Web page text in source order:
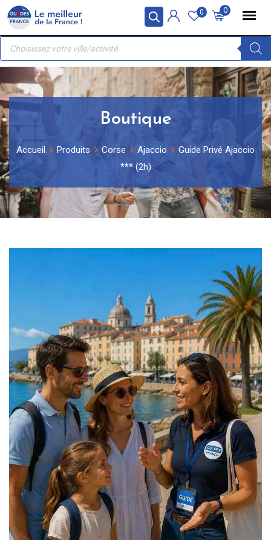
Panneau de gestion des cookies
Skip
content
0
0
Recherche
produits
Boutique
Accueil Produits Corse Ajaccio
Guide Privé Ajaccio
*** (2h)